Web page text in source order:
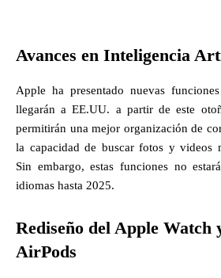
Avances en Inteligencia
Apple ha presentado nuevas
llegarán a EE.UU. a partir de este
permitirán una mejor organización de
la capacidad de buscar fotos y videos
Sin embargo, estas funciones no
idiomas hasta 2025.
Rediseño del Apple Watch
AirPods